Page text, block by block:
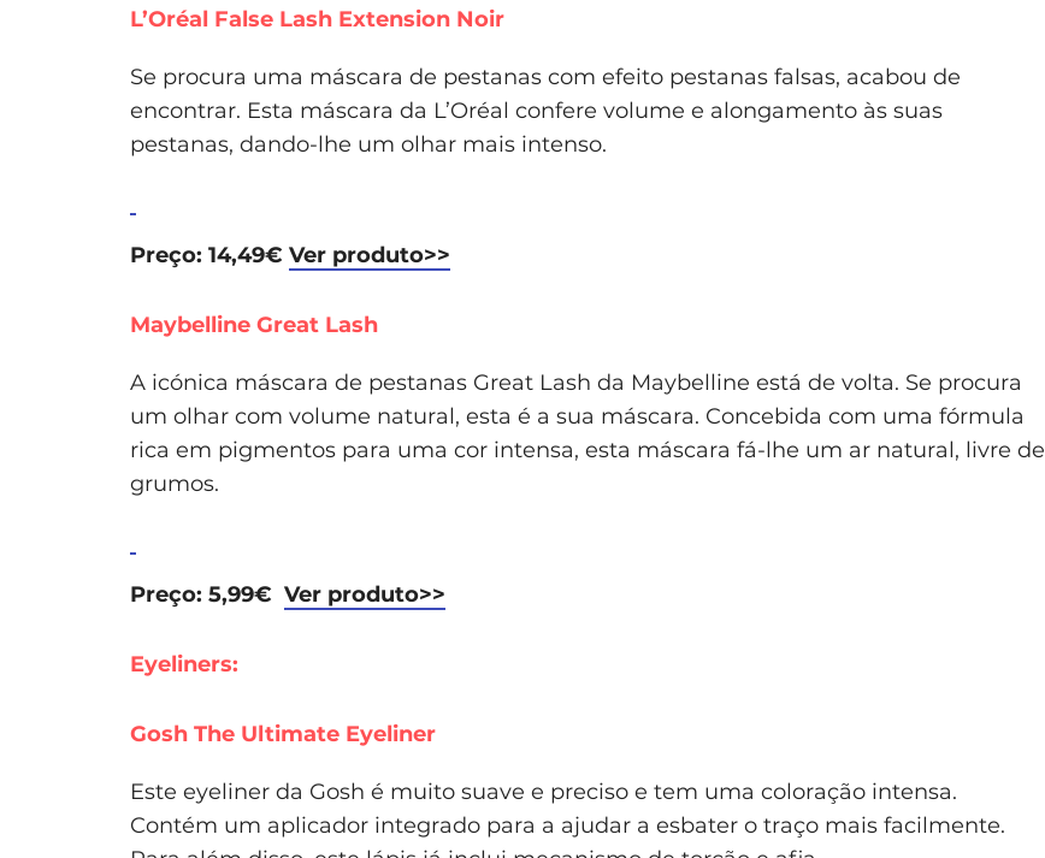
L’Oréal False Lash Extension Noir
Se procura uma máscara de pestanas com efeito pestanas falsas, acabou de
encontrar. Esta máscara da L’Oréal confere volume e alongamento às suas
pestanas, dando-lhe um olhar mais intenso.
Preço: 14,49€ Ver produto>>
Maybelline Great Lash
A icónica máscara de pestanas Great Lash da Maybelline está de volta. Se procura
um olhar com volume natural, esta é a sua máscara. Concebida com uma fórmula
rica em pigmentos para uma cor intensa, esta máscara fá-lhe um ar natural, livre de
grumos.
Preço: 5,99€ Ver produto>>
Eyeliners:
Gosh The Ultimate Eyeliner
Este eyeliner da Gosh é muito suave e preciso e tem uma coloração intensa.
Contém um aplicador integrado para a ajudar a esbater o traço mais facilmente.